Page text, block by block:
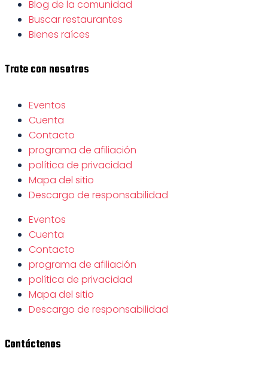
Blog de la comunidad
Buscar restaurantes
Bienes raíces
Trate con nosotros
Eventos
Cuenta
Contacto
programa de afiliación
política de privacidad
Mapa del sitio
Descargo de responsabilidad
Eventos
Cuenta
Contacto
programa de afiliación
política de privacidad
Mapa del sitio
Descargo de responsabilidad
Contáctenos